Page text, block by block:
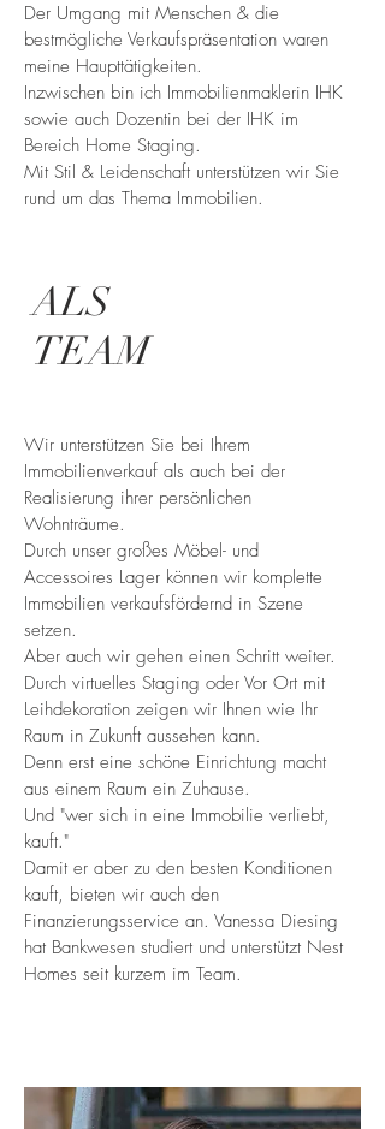
Der Umgang mit Menschen & die
bestmögliche Verkaufspräsentation waren
meine Haupttätigkeiten.
Inzwischen bin ich Immobilienmaklerin IHK
sowie auch Dozentin bei der IHK im
Bereich Home Staging.
Mit Stil & Leidenschaft unterstützen wir Sie
rund um das Thema Immobilien.
ALS
TEAM
Wir unterstützen Sie bei Ihrem
Immobilienverkauf als auch bei der
Realisierung ihrer persönlichen
Wohnträume.
Durch unser großes Möbel- und
Accessoires Lager können wir komplette
Immobilien verkaufsfördernd in Szene
setzen.
Aber auch wir gehen einen Schritt weiter.
Durch virtuelles Staging oder Vor Ort mit
Leihdekoration zeigen wir Ihnen wie Ihr
Raum in Zukunft aussehen kann.
Denn erst eine schöne Einrichtung macht
aus einem Raum ein Zuhause.
Und "wer sich in eine Immobilie verliebt,
kauft."
Damit er aber zu den besten Konditionen
kauft, bieten wir auch den
Finanzierungsservice an. Vanessa Diesing
hat Bankwesen studiert und unterstützt Nest
Homes seit kurzem im Team.